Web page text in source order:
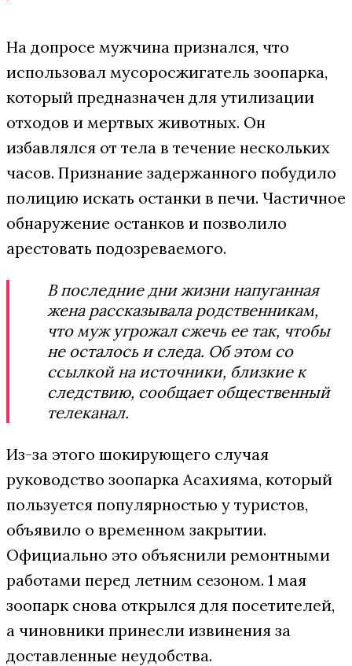
На допросе мужчина признался, что
использовал мусоросжигатель зоопарка,
который предназначен для утилизации
отходов и мертвых животных. Он
избавлялся от тела в течение нескольких
часов. Признание задержанного побудило
полицию искать останки в печи. Частичное
обнаружение останков и позволило
арестовать подозреваемого.
В последние дни жизни напуганная
жена рассказывала родственникам,
что муж угрожал сжечь ее так, чтобы
не осталось и следа. Об этом со
ссылкой на источники, близкие к
следствию, сообщает общественный
телеканал.
Из-за этого шокирующего случая
руководство зоопарка Асахияма, который
пользуется популярностью у туристов,
объявило о временном закрытии.
Официально это объяснили ремонтными
работами перед летним сезоном. 1 мая
зоопарк снова открылся для посетителей,
а чиновники принесли извинения за
доставленные неудобства.